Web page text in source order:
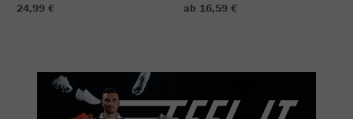
24,99 €
ab 16,59 €